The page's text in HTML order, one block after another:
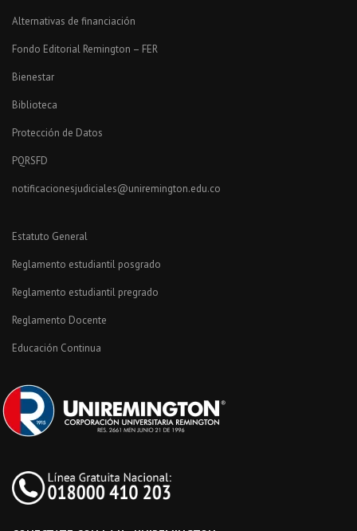
Alternativas de financiación
Fondo Editorial Remington – FER
Bienestar
Biblioteca
Protección de Datos
PQRSFD
notificacionesjudiciales@uniremington.edu.co
Estatuto General
Reglamento estudiantil posgrado
Reglamento estudiantil pregrado
Reglamento Docente
Educación Continua